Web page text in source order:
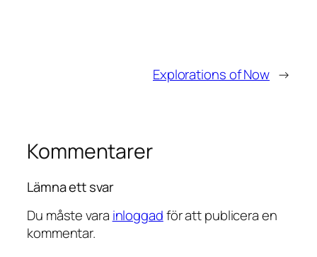
Explorations of Now →
Kommentarer
Lämna ett svar
Du måste vara inloggadför att publicera en
kommentar.